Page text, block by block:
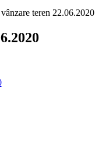
teren 22.06.2020